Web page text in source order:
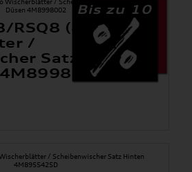
Bis zu 10
RSQ8 (4M) Aero
/
Satz Vorne